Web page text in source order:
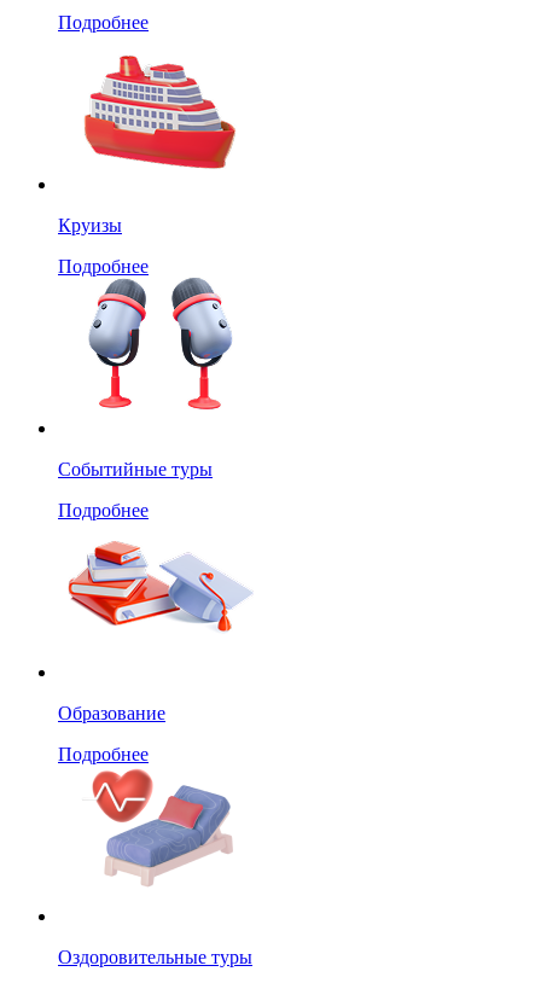
Подробнее
Круизы
Подробнее
Событийные туры
Подробнее
Образование
Подробнее
Оздоровительные туры